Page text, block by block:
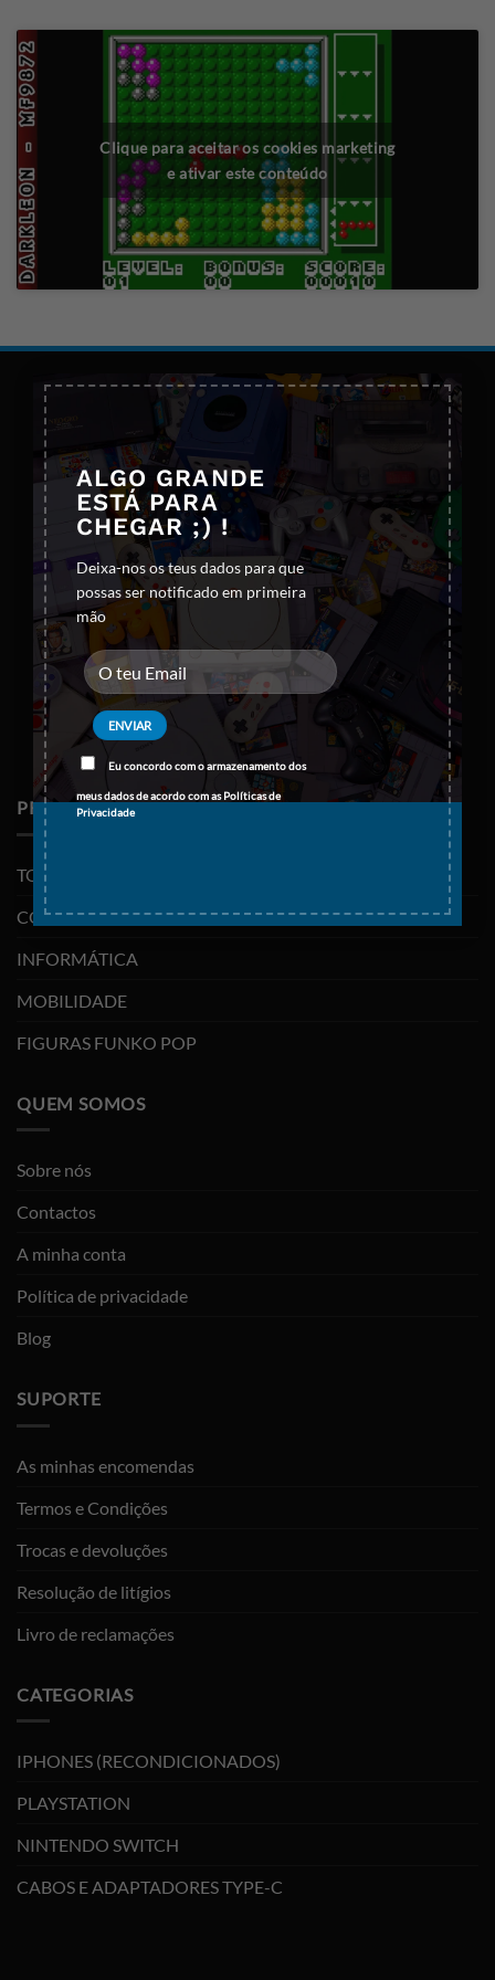
ALGO GRANDE
ESTÁ PARA
CHEGAR ;) !
Deixa-nos os teus dados para que
possas ser notificado em primeira
mão
Eu concordo com o armazenamento dos
meus dados de acordo com asPolíticas de
Privacidade
×
Clique para aceitar os cookies marketing
e ativar este conteúdo
PRODUTOS
TODOS OS PRODUTOS
CONSOLAS E VIDEOJOGOS
INFORMÁTICA
MOBILIDADE
FIGURAS FUNKO POP
QUEM SOMOS
Sobre nós
Contactos
A minha conta
Política de privacidade
Blog
SUPORTE
As minhas encomendas
Termos e Condições
Trocas e devoluções
Resolução de litígios
Livro de reclamações
CATEGORIAS
IPHONES (RECONDICIONADOS)
PLAYSTATION
NINTENDO SWITCH
CABOS E ADAPTADORES TYPE-C